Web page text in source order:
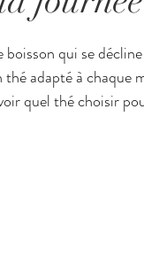
boisson qui se
adapté à
quel thé choisir